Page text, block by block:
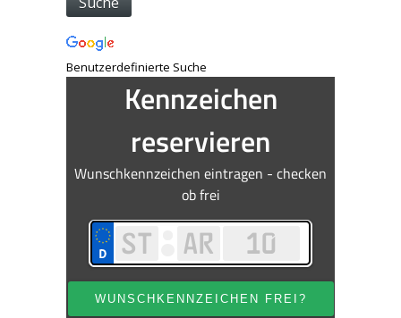
Benutzerdefinierte Suche